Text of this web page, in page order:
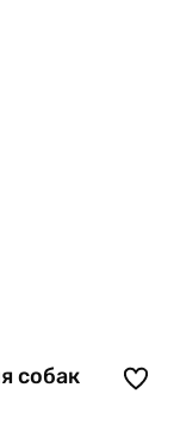
собак